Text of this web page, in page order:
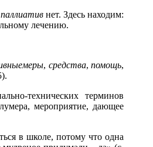
паллиативнет. Здесь находим:
лечению.
, средства,помощь,
технических терминов
мероприятие, дающее
в школе, потому что одна